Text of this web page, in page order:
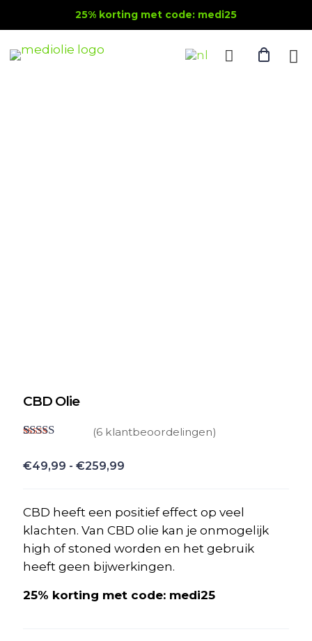
25% korting met code: medi25
CBD Olie
4.83op 5
gebaseerd
(6klantbeoordelingen)
€49,99 - €259,99
€259,99
CBD heeft een positief effect op veel
klachten. Van CBD olie kan je onmogelijk
high of stoned worden en het gebruik
heeft geen bijwerkingen.
25% korting met code: medi25